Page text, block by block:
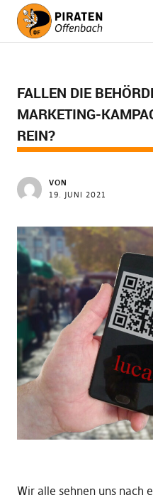
FALLEN DIE
MARKETING-
REIN?
VON
19. JUNI 2021
Wir alle sehnen uns nach